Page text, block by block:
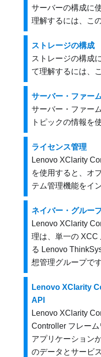
サーバーの構成に
理解するには、こ
ストレージの構成
ストレージの構成
て理解するには、
サーバー・ファー
サーバー・ファー
トピックの情報を
ライセンス管理
Lenovo XClarity
を使用すると、オ
テム管理機能をイ
ネイバー・グルー
Lenovo XClarity
理は、単一の XCC
る Lenovo
想管理グループです
Lenovo XClarity
API
Lenovo XClarity
Controller フレー
アプリケーション
のデータとサービ